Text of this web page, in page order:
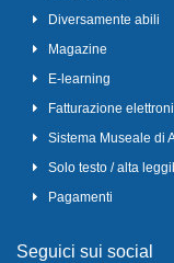
Diversamente abili
Magazine
E-learning
Fatturazione
Sistema Museale di
Solo testo / alta
Pagamenti
Seguici sui social